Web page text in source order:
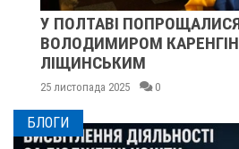
У ПОЛТАВІ ПОПРОЩАЛИСЯ
ВОЛОДИМИРОМ
ЛІЩИНСЬКИМ
25 листопада 2025 0
БЛОГИ